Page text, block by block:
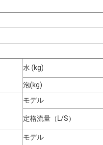
水 (kg)
泡(kg)
モデル
定格流量（L/S）
モデル